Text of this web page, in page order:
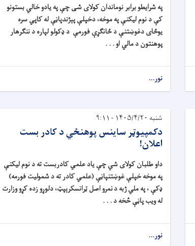
په شرايطو برابر نوماندان کولای شی چې په يادو خالي بستونو
کې د نوم ليکنې په موخه، دخپلې پېژندپاڼې له کاپي سره
يوځای دغوښتنې د ځانګړې فورمې د ډکولو لپاره د ننګرهار
پوهنتون د مالي او . . .
نور...
شنبه ۱۴۰۵/۴/۲۰ - ۹:۱۱
دکمپيوټر ساينس پوهنځي د کادر بست
اعلان!
داو طلبان کولای شي چې ياد علمي کادربست ته د نوم ليکنې
په موخه خپلې غوښتنپاڼې (علمي کادر ته د شموليت فورمه)
ډکې ، په ملي ژبه د نمرو اصل ټرانسکرېپټ، دلوړو زده کړو وزارت
له ويب پاڼې څخه د . . .
نور...